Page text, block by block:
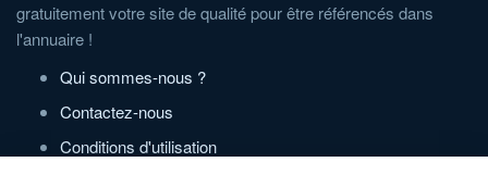
gratuitement votre site de qualité pour être référencés dans
l'annuaire !
Qui sommes-nous ?
Contactez-nous
Conditions d'utilisation